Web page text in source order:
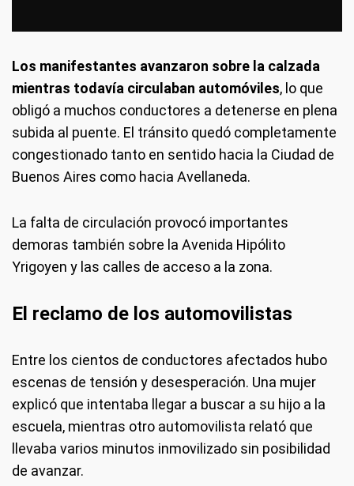
Los manifestantes avanzaron sobre la calzada
mientras todavía circulaban automóviles, lo que
obligó a muchos conductores a detenerse en plena
subida al puente. El tránsito quedó completamente
congestionado tanto en sentido hacia la Ciudad de
Buenos Aires como hacia Avellaneda.
La falta de circulación provocó importantes
demoras también sobre la Avenida Hipólito
Yrigoyen y las calles de acceso a la zona.
El reclamo de los automovilistas
Entre los cientos de conductores afectados hubo
escenas de tensión y desesperación. Una mujer
explicó que intentaba llegar a buscar a su hijo a la
escuela, mientras otro automovilista relató que
llevaba varios minutos inmovilizado sin posibilidad
de avanzar.